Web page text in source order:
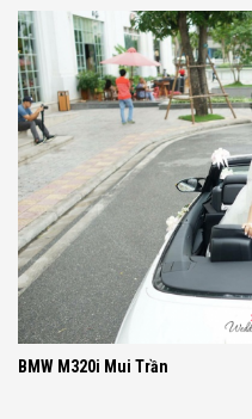
Hotline:
Website:
BMW M320i Mui Trần